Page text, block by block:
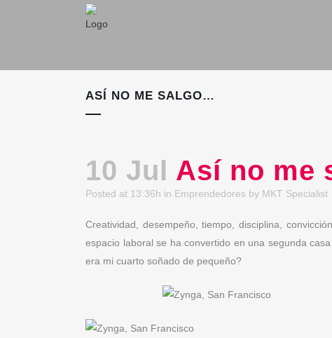
ASÍ NO ME SALGO…
10 Jul Así no me
Posted at 13:36h in Emprendedores by MKT Specialist
Creatividad, desempeño, tiempo, disciplina,
espacio laboral se ha convertido en una segunda
era mi cuarto soñado de pequeño?